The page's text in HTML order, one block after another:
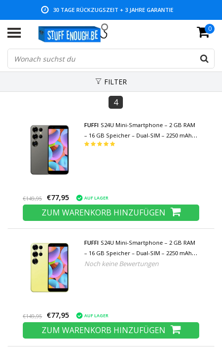
30 TAGE RÜCKZUGSZEIT + 3 JAHRE GARANTIE
NIEDRIGE PREISE UND GROSSE AUSWAHL 0
FILTER
4
FUFFI S24U Mini-Smartphone – 2 GB RAM
– 16 GB Speicher – Dual-SIM – 2250 mAh
Akku – Grau
€149,95 €77,95 AUF LAGER
ZUM WARENKORB HINZUFÜGEN
FUFFI S24U Mini-Smartphone – 2 GB RAM
– 16 GB Speicher – Dual-SIM – 2250 mAh
Akku – Gelb
Noch keine Bewertungen
€149,95 €77,95 AUF LAGER
ZUM WARENKORB HINZUFÜGEN